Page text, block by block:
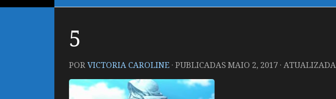
5
PORVICTORIA CAROLINE · PUBLICADASMAIO 2, 2017 · ATUALIZADA